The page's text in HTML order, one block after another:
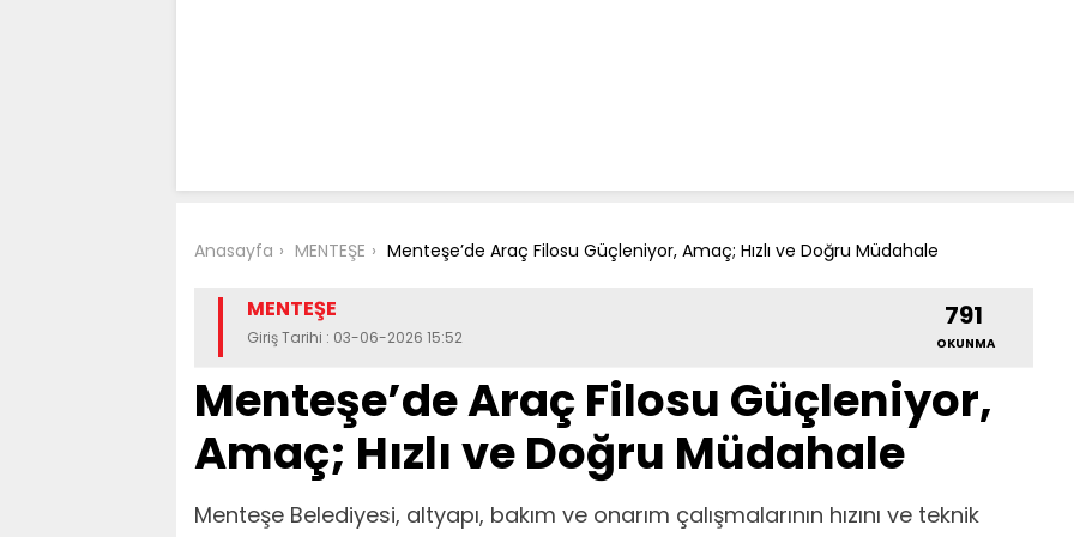
Anasayfa MENTEŞE Menteşe’de Araç Filosu Güçleniyor, Amaç; Hızlı ve Doğru Müdahale
MENTEŞE
Giriş Tarihi : 03-06-2026 15:52
791
OKUNMA
Menteşe’de Araç Filosu Güçleniyor,
Amaç; Hızlı ve Doğru Müdahale
Menteşe Belediyesi, altyapı, bakım ve onarım çalışmalarının hızını ve teknik